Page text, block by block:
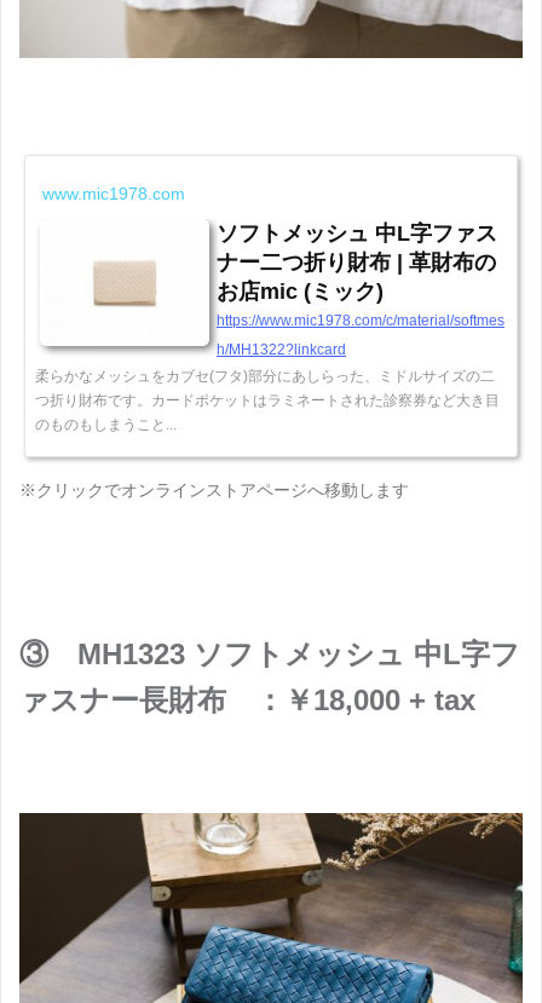
www.mic1978.com
ソフトメッシュ 中L字ファス
ナー二つ折り財布 | 革財布の
お店mic (ミック)
https://www.mic1978.com/c/material/softmes
h/MH1322?linkcard
柔らかなメッシュをカブセ(フタ)部分にあしらった、ミドルサイズの二
つ折り財布です。カードポケットはラミネートされた診察券など大き目
のものもしまうこと...
※クリックでオンラインストアページへ移動します
③ MH1323 ソフトメッシュ 中L字フ
ァスナー長財布 ：￥18,000 + tax